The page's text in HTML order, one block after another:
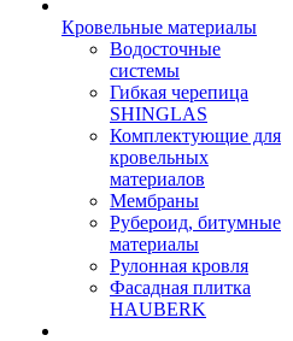
Кровельные материалы
Водосточные
системы
Гибкая черепица
SHINGLAS
Комплектующие для
кровельных
материалов
Мембраны
Рубероид, битумные
материалы
Рулонная кровля
Фасадная плитка
HAUBERK